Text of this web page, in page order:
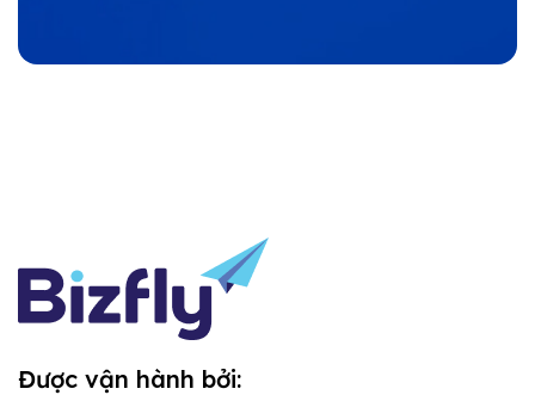
Được vận hành bởi: